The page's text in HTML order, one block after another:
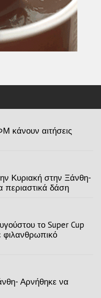
κάνουν αιτήσεις
Κυριακή στην Ξάνθη-
περιαστικά δάση
το Super Cup
φιλανθρωπικό
Αρνήθηκε να